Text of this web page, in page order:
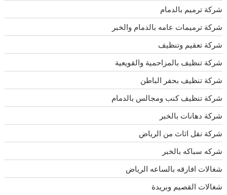
شركة ترميم بالدمام
شركة ترميمات عامه بالدمام والخبر
شركة تعقيم وتنظيف
شركة تنظيف بالمزاحمية والقويعية
شركة تنظيف بحفر الباطن
شركة تنظيف كنب ومجالس بالدمام
شركة دهانات بالخبر
شركة نقل اثاث من الرياض
شركه سباكه بالخبر
شغالات افارقه بالساعه الرياض
شغالات القصيم وبريدة